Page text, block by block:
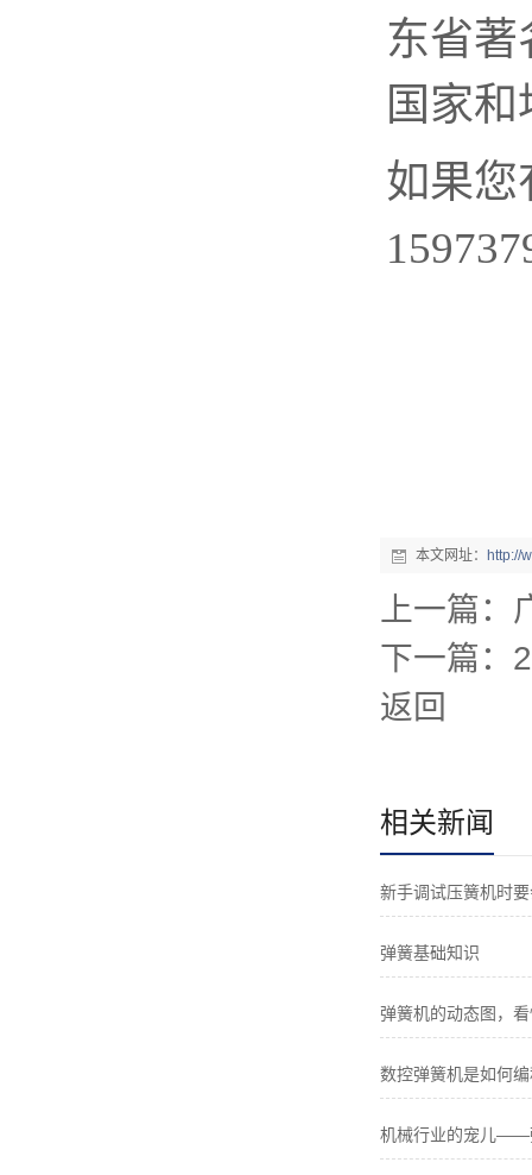
东省著
国家
如果您
本文网址： http://
上一篇：
下一篇：
返回
相关新闻
新手调试压簧机时
弹簧基础知识
弹簧机的动态图，
数控弹簧机是如何
机械行业的宠儿——